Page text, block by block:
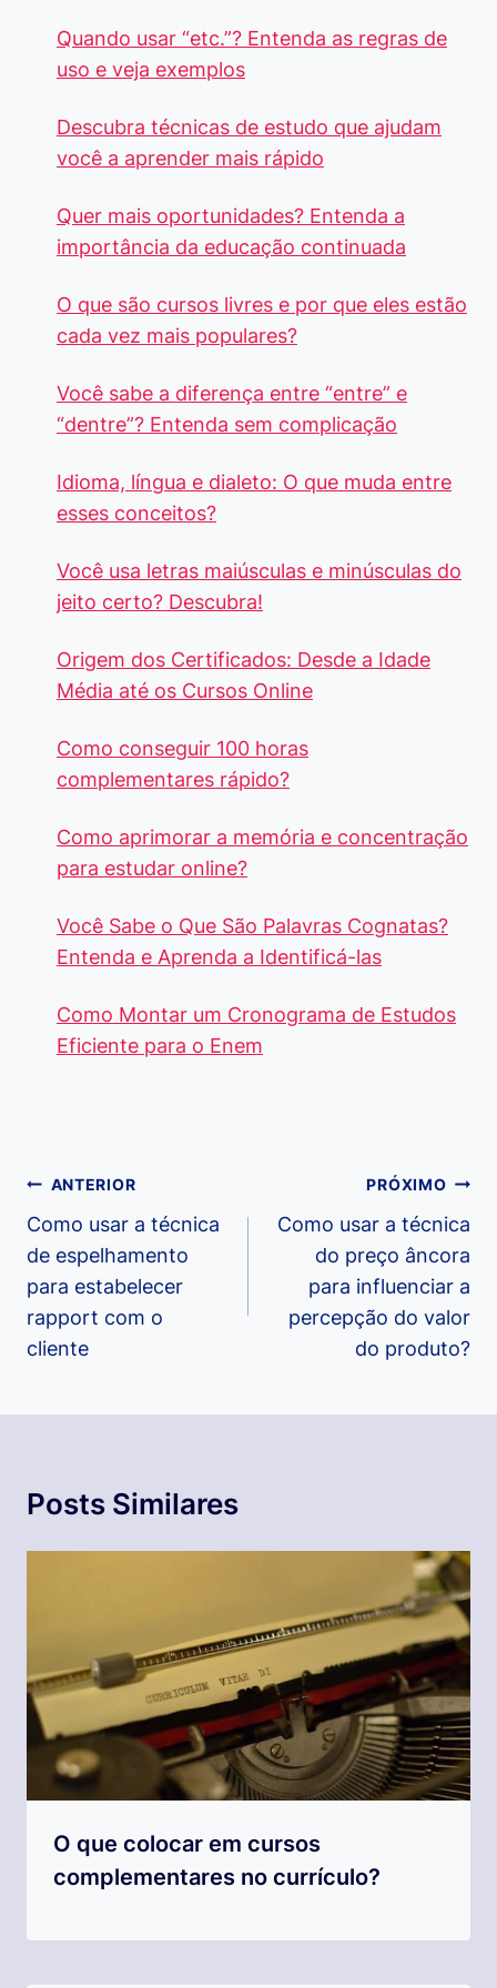
Quando usar “etc.”? Entenda as regras de
uso e veja exemplos
Descubra técnicas de estudo que ajudam
você a aprender mais rápido
Quer mais oportunidades? Entenda a
importância da educação continuada
O que são cursos livres e por que eles estão
cada vez mais populares?
Você sabe a diferença entre “entre” e
“dentre”? Entenda sem complicação
Idioma, língua e dialeto: O que muda entre
esses conceitos?
Você usa letras maiúsculas e minúsculas do
jeito certo? Descubra!
Origem dos Certificados: Desde a Idade
Média até os Cursos Online
Como conseguir 100 horas
complementares rápido?
Como aprimorar a memória e concentração
para estudar online?
Você Sabe o Que São Palavras Cognatas?
Entenda e Aprenda a Identificá-las
Como Montar um Cronograma de Estudos
Eficiente para o Enem
Navegação
de
Post
ANTERIOR
Como usar a técnica
de espelhamento
para estabelecer
rapport com o
cliente
PRÓXIMO
Como usar a técnica
do preço âncora
para influenciar a
percepção do valor
do produto?
Posts Similares
O que colocar em cursos
complementares no currículo?